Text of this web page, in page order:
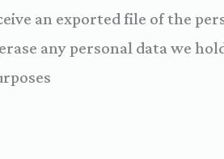
an exported file of the
any personal data we